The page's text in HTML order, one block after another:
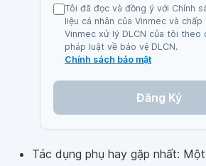
Tôi đã đọc và đồng ý với Chính
liệu cá nhân của Vinmec và chấp
Vinmec xử lý DLCN của tôi theo
pháp luật về bảo vệ DLCN.
Chính sách bảo mật
Đăng Ký
Tác dụng phụ hay gặp nhất: